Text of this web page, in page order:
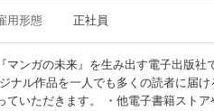
用形態 正社員
マンガの未来』を生み出す電子出版社
ナル作品を一人でも多くの読者に届け
いただきます。 ・他電子書籍ストア